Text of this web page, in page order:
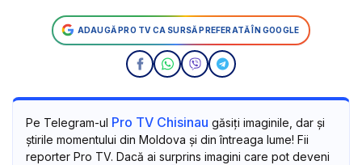
ADAUGĂ PRO TV CA SURSĂ PREFERATĂ ÎN GOOGLE
Pe Telegram-ul Pro TV Chisinau găsiți imaginile, dar și
știrile momentului din Moldova și din întreaga lume! Fii
reporter Pro TV. Dacă ai surprins imagini care pot deveni